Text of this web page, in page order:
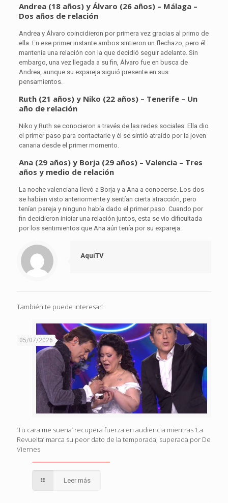
Andrea (18 años) y Álvaro (26 años) – Málaga –
Dos años de relación
Andrea y Álvaro coincidieron por primera vez gracias al primo de
ella. En ese primer instante ambos sintieron un flechazo, pero él
mantenía una relación con la que decidió seguir adelante. Sin
embargo, una vez llegada a su fin, Álvaro fue en busca de
Andrea, aunque su expareja siguió presente en sus
pensamientos.
Ruth (21 años) y Niko (22 años) – Tenerife – Un
año de relación
Niko y Ruth se conocieron a través de las redes sociales. Ella dio
el primer paso para contactarle y él se sintió atraído por la joven
canaria desde el primer momento.
Ana (29 años) y Borja (29 años) – Valencia – Tres
años y medio de relación
La noche valenciana llevó a Borja y a Ana a conocerse. Los dos
se habían visto anteriormente y sentían cierta atracción, pero
tenían pareja y ninguno había dado el primer paso. Cuando por
fin decidieron iniciar una relación juntos, esta se vio dificultada
por los sentimientos que Ana aún tenía por su expareja.
AquíTV
También te puede interesar:
05/07/2026
‘Tu cara me suena’ recupera fuerza en audiencia mientras ‘La
Revuelta’ marca su peor dato de la temporada, superada por De
Viernes
Leer más